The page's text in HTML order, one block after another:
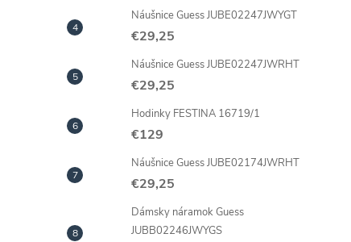
Náušnice Guess JUBE02247JWYGT
€29,25
Náušnice Guess JUBE02247JWRHT
€29,25
Hodinky FESTINA 16719/1
€129
Náušnice Guess JUBE02174JWRHT
€29,25
Dámsky náramok Guess
JUBB02246JWYGS